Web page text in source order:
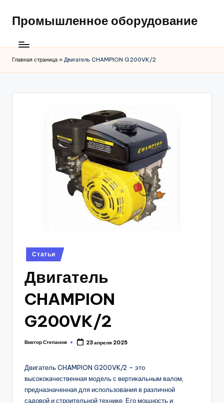
Промышленное оборудование
Главная страница » Двигатель CHAMPION G200VK/2
Posted
in
Статьи
Двигатель
CHAMPION
G200VK/2
Posted
Виктор Степанов 23 апреля 2025
Двигатель CHAMPION G200VK/2 – это
высококачественная модель с вертикальным валом,
предназначенная для использования в различной
садовой и строительной технике. Его мощность и